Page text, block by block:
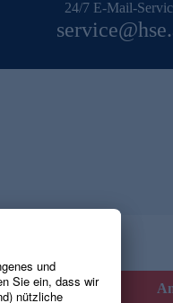
24/7 E-Mail-